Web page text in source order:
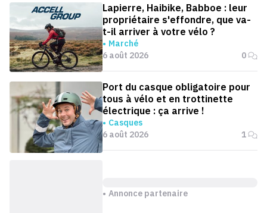
Lapierre, Haibike, Babboe : leur
propriétaire s'effondre, que va-
t-il arriver à votre vélo ?
Marché
6 août 2026
0
Port du casque obligatoire pour
tous à vélo et en trottinette
électrique : ça arrive !
Casques
6 août 2026
1
Annonce partenaire